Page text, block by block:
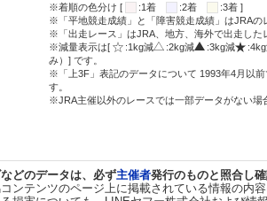
※着順の色分け [
:1着 :2着
:3着 ]
※「平地競走成績」と「障害競走成績」はJRAの
※「出走レース」はJRA、地方、海外で出走した
※減量表示は[
:1kg減 :2kg減 :3kg減
み）] です。
※「上3F」表記のデータについて 1993年4月以
す。
※JRA主催以外のレースでは一部データがない場
どのデータは、必ず主催者発行のものと照合し確
ンテンツのページ上に掲載されている情報の内